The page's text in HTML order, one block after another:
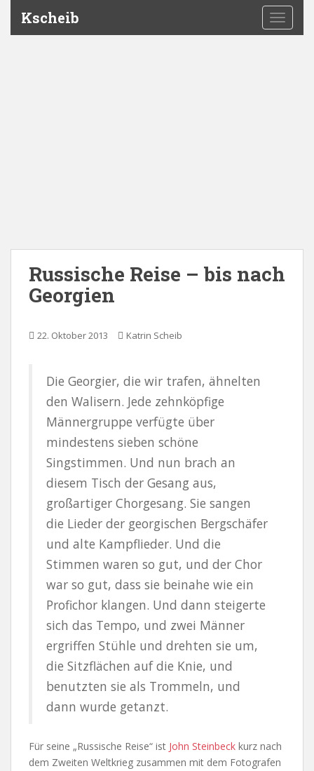
Kscheib
Russische Reise – bis nach
Georgien
22. Oktober 2013 Katrin Scheib
Die Georgier, die wir trafen, ähnelten
den Walisern. Jede zehnköpfige
Männergruppe verfügte über
mindestens sieben schöne
Singstimmen. Und nun brach an
diesem Tisch der Gesang aus,
großartiger Chorgesang. Sie sangen
die Lieder der georgischen Bergschäfer
und alte Kampflieder. Und die
Stimmen waren so gut, und der Chor
war so gut, dass sie beinahe wie ein
Profichor klangen. Und dann steigerte
sich das Tempo, und zwei Männer
ergriffen Stühle und drehten sie um,
die Sitzflächen auf die Knie, und
benutzten sie als Trommeln, und
dann wurde getanzt.
Für seine „Russische Reise“ ist John Steinbeck kurz nach
dem Zweiten Weltkrieg zusammen mit dem Fotografen